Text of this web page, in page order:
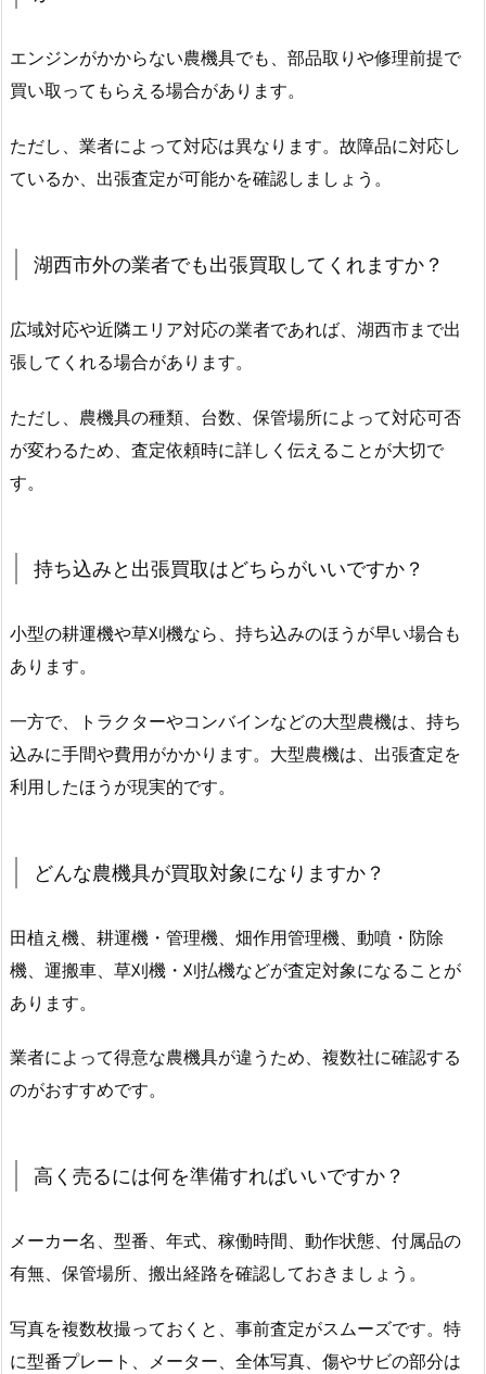
エンジンがかからない農機具でも、部品取りや修理前提で
買い取ってもらえる場合があります。
ただし、業者によって対応は異なります。故障品に対応し
ているか、出張査定が可能かを確認しましょう。
湖西市外の業者でも出張買取してくれますか？
広域対応や近隣エリア対応の業者であれば、湖西市まで出
張してくれる場合があります。
ただし、農機具の種類、台数、保管場所によって対応可否
が変わるため、査定依頼時に詳しく伝えることが大切で
す。
持ち込みと出張買取はどちらがいいですか？
小型の耕運機や草刈機なら、持ち込みのほうが早い場合も
あります。
一方で、トラクターやコンバインなどの大型農機は、持ち
込みに手間や費用がかかります。大型農機は、出張査定を
利用したほうが現実的です。
どんな農機具が買取対象になりますか？
田植え機、耕運機・管理機、畑作用管理機、動噴・防除
機、運搬車、草刈機・刈払機などが査定対象になることが
あります。
業者によって得意な農機具が違うため、複数社に確認する
のがおすすめです。
高く売るには何を準備すればいいですか？
メーカー名、型番、年式、稼働時間、動作状態、付属品の
有無、保管場所、搬出経路を確認しておきましょう。
写真を複数枚撮っておくと、事前査定がスムーズです。特
に型番プレート、メーター、全体写真、傷やサビの部分は